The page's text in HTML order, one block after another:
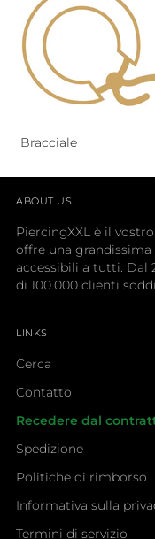
Bracciale
ABOUT US
PiercingXXL è il
offre una
accessibili a tutti. Dal
di 100.000 clienti
LINKS
Cerca
Contatto
Recedere dal
Spedizione
Politiche di rimborso
Informativa sulla
Termini di servizio